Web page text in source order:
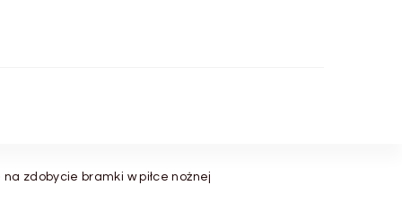
zdobycie bramki w piłce nożnej